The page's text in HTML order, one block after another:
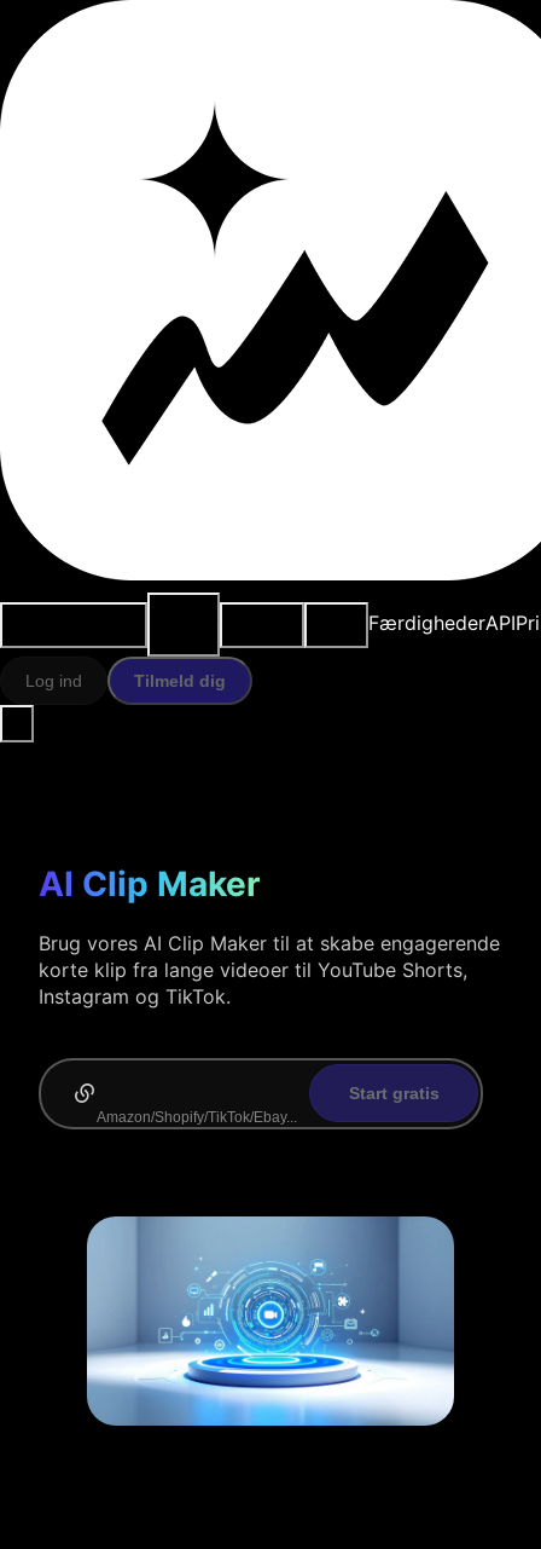
FærdighederAPI
Log ind Tilmeld dig
AI Clip Maker
Brug vores AI Clip Maker til at skabe engagerende
korte klip fra lange videoer til YouTube Shorts,
Instagram og TikTok.
Start gratis